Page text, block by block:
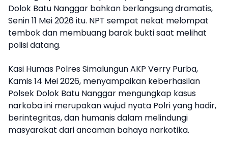
Dolok Batu Nanggar bahkan berlangsung dramatis,
Senin 11 Mei 2026 itu. NPT sempat nekat melompat
tembok dan membuang barak bukti saat melihat
polisi datang.
Kasi Humas Polres Simalungun AKP Verry Purba,
Kamis 14 Mei 2026, menyampaikan keberhasilan
Polsek Dolok Batu Nanggar mengungkap kasus
narkoba ini merupakan wujud nyata Polri yang hadir,
berintegritas, dan humanis dalam melindungi
masyarakat dari ancaman bahaya narkotika.